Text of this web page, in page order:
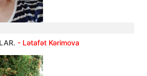
- Lətafət Kərimova